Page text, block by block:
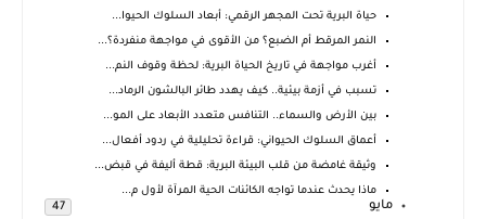
حياة البرية تحت المجهر الرقمي: أبعاد السلوك الحيوا...
النمر المرقط أم الضبع؟ من الأقوى في مواجهة منفردة؟...
أغرب مواجهة في تاريخ الحياة البرية: لحظة وقوف النم...
تسبب في أزمة بيئية.. كيف يهدد طائر البالشون الرماد...
بين الأرض والسماء.. التنافس متعدد الأبعاد على المو...
أعماق السلوك الحيواني: قراءة تحليلية في ردود أفعال...
وثيقة غامضة من قلب البيئة البرية: قطة أليفة في قبض...
ماذا يحدث عندما تواجه الكائنات الحية المرآة لأول م...
مايو 47